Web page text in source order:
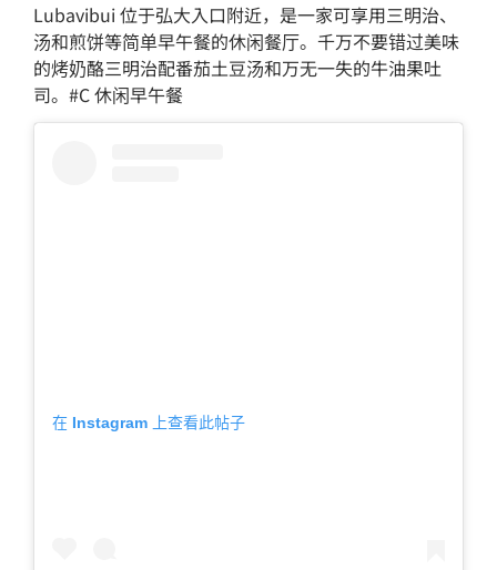
Lubavibui 位于弘大入口附近，是一家可享用三明治、
汤和煎饼等简单早午餐的休闲餐厅。千万不要错过美味
的烤奶酪三明治配番茄土豆汤和万无一失的牛油果吐
司。#C 休闲早午餐
在 Instagram 上查看此帖子